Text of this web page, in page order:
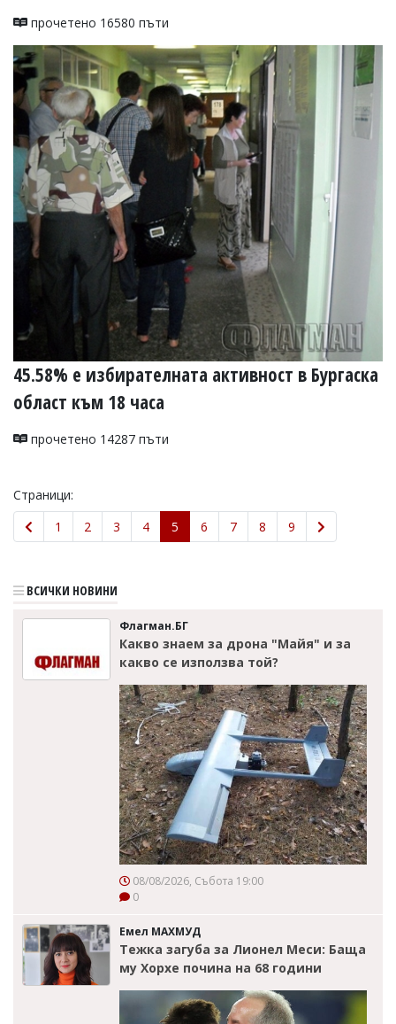
прочетено 16580 пъти
45.58% е избирателната активност в Бургаска
област към 18 часа
прочетено 14287 пъти
Страници:
1
2 3 4 5 6 7 8 9
ВСИЧКИ НОВИНИ
Флагман.БГ
Какво знаем за дрона "Майя" и за
какво се използва той?
08/08/2026, Събота 19:00
0
Емел МАХМУД
Тежка загуба за Лионел Меси: Баща
му Хорхе почина на 68 години